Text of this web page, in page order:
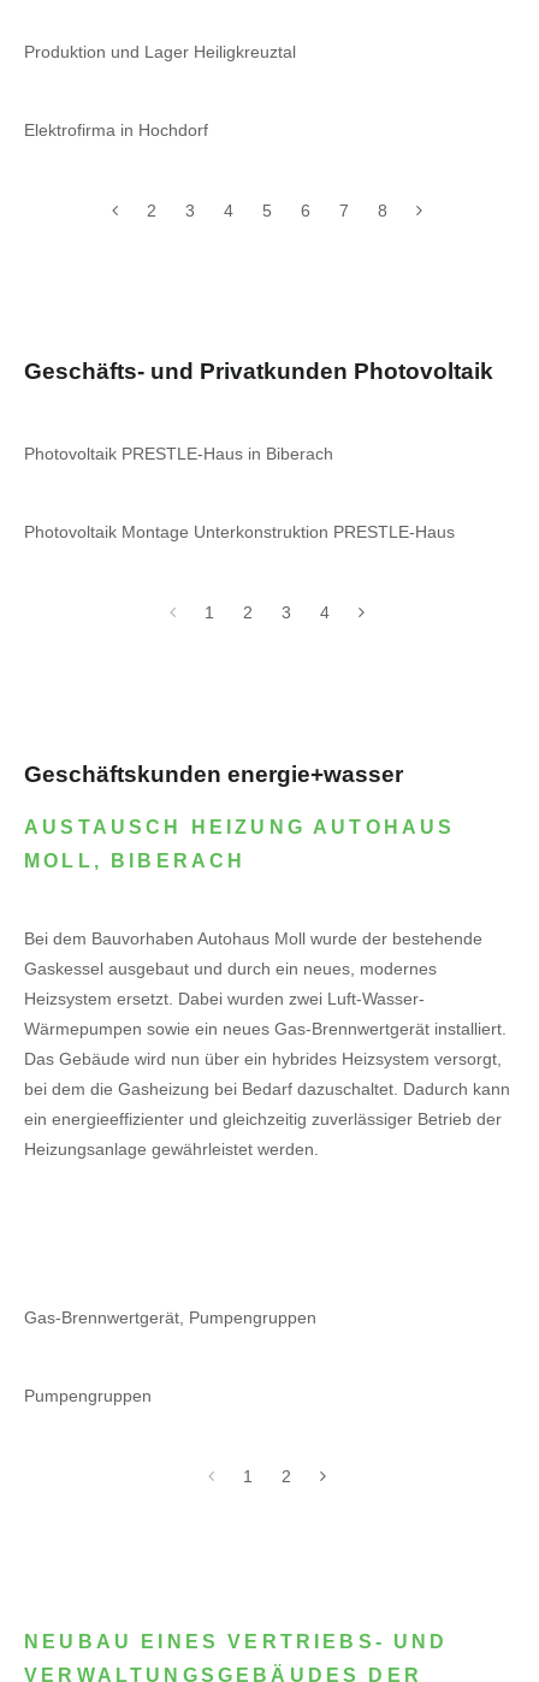
Produktion und Lager Heiligkreuztal
Elektrofirma in Hochdorf
2 3 4 5 6 7 8
Geschäfts- und Privatkunden Photovoltaik
Photovoltaik PRESTLE-Haus in Biberach
Photovoltaik Montage Unterkonstruktion PRESTLE-Haus
1 2 3 4
Geschäftskunden energie+wasser
AUSTAUSCH HEIZUNG AUTOHAUS
MOLL, BIBERACH
Bei dem Bauvorhaben Autohaus Moll wurde der bestehende
Gaskessel ausgebaut und durch ein neues, modernes
Heizsystem ersetzt. Dabei wurden zwei Luft-Wasser-
Wärmepumpen sowie ein neues Gas-Brennwertgerät installiert.
Das Gebäude wird nun über ein hybrides Heizsystem versorgt,
bei dem die Gasheizung bei Bedarf dazuschaltet. Dadurch kann
ein energieeffizienter und gleichzeitig zuverlässiger Betrieb der
Heizungsanlage gewährleistet werden.
Gas-Brennwertgerät, Pumpengruppen
Pumpengruppen
1 2
NEUBAU EINES VERTRIEBS- UND
VERWALTUNGSGEBÄUDES DER